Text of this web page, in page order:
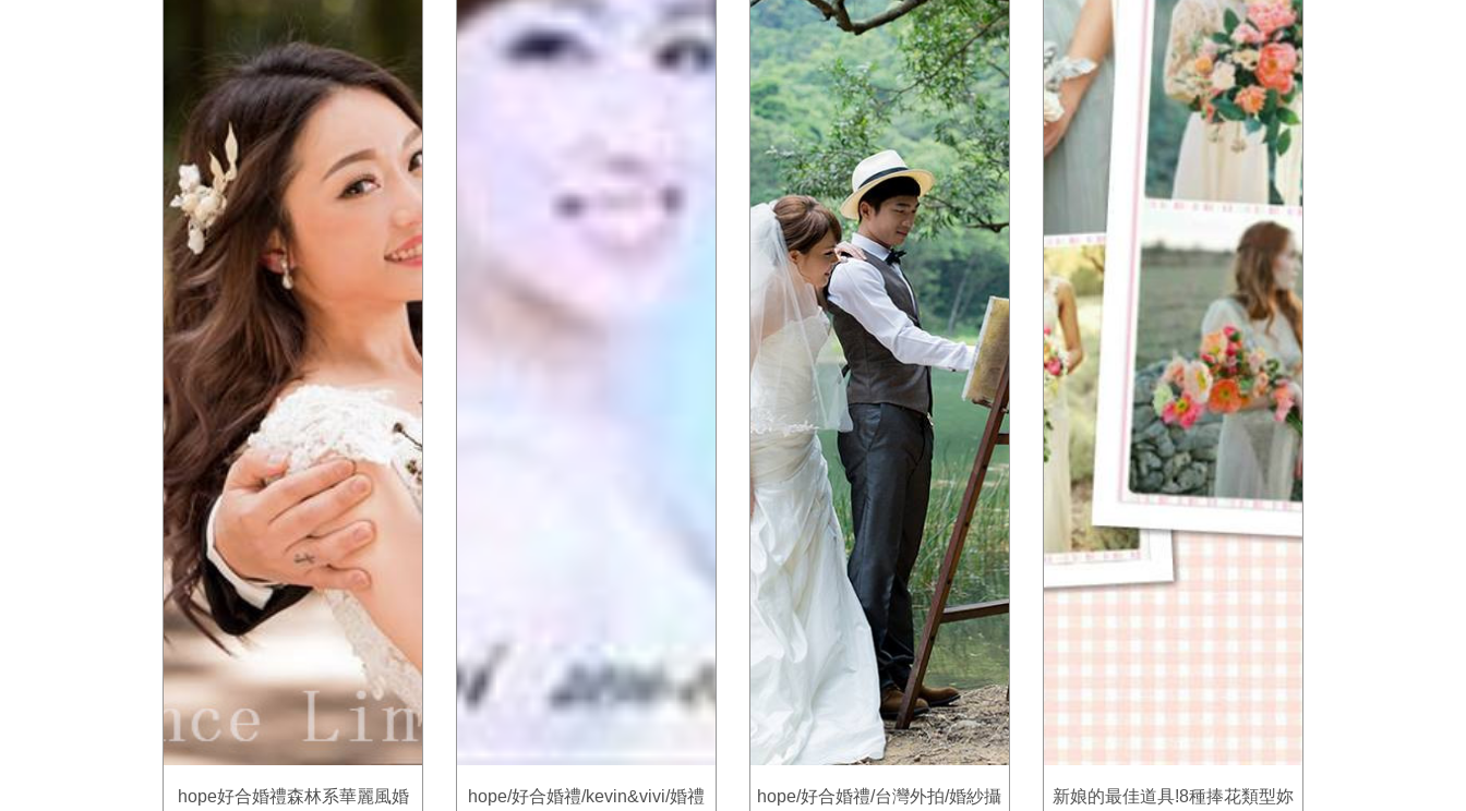
hope好合婚禮森林系華麗風婚
hope/好合婚禮/kevin&vivi/婚禮
hope/好合婚禮/台灣外拍/婚紗攝
新娘的最佳道具!8種捧花類型妳